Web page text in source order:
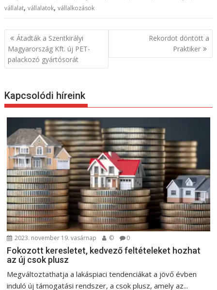
vállalat,vállalatok,vállalkozások
B
e
g
y
z
s
n
a
v
i
g
á
c
i
ó
Átadták a Szentkirályi
Magyarország Kft. új PET-
palackozó gyártósorát
Rekordot döntött a
Praktiker
Kapcsolódi híreink
2023. november 19. vasárnap © 0
Fokozott keresletet, kedvező feltételeket hozhat
az új csok plusz
Megváltoztathatja a lakáspiaci tendenciákat a jövő évben
induló új támogatási rendszer, a csok plusz, amely az...